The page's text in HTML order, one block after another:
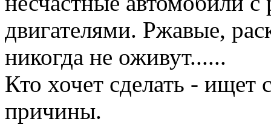
двигателями. Ржавые,
никогда не оживут......
Кто хочет сделать - ищет
причины.